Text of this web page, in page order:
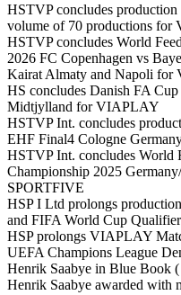
HSTVP concludes
volume of 70 productions
HSTVP concludes World
2026 FC Copenhagen vs
Kairat Almaty and Napoli
HS concludes Danish FA
Midtjylland for VIAPLAY
HSTVP Int. concludes
EHF Final4 Cologne
HSTVP Int. concludes World
Championship 2025
SPORTFIVE
HSP I Ltd prolongs
and FIFA World Cup
HSP prolongs VIAPLAY
UEFA Champions League
Henrik Saabye in Blue Book
Henrik Saabye awarded with